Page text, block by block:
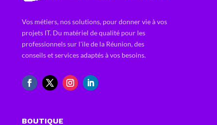
Vos métiers, nos solutions, pour donner vie à vos
projets IT. Du matériel de qualité pour les
professionnels sur l'ile de la Réunion, des
conseils et services adaptés à vos besoins.
BOUTIQUE